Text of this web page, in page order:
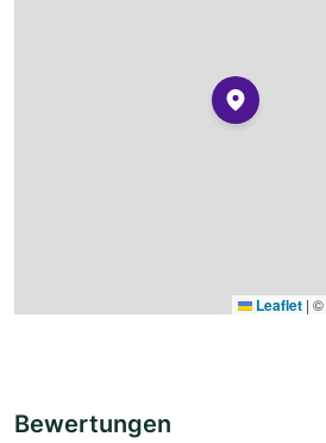
Leaflet | ©
Bewertungen